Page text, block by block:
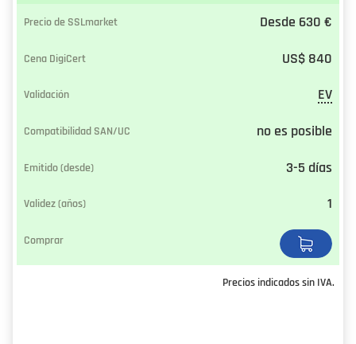
Precios indicados sin IVA.
Desde 630 €
US$ 840
EV
no es posible
3-5 días
1